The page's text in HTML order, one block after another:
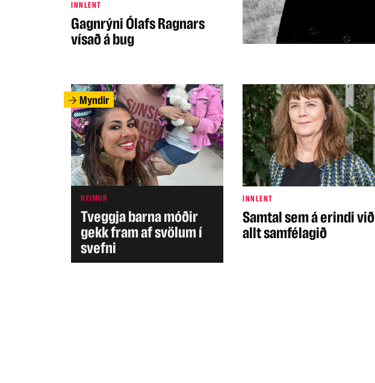
INNLENT
Gagnrýni Ólafs Ragnars
vísað á bug
Myndir
HEIMUR
Tveggja barna móðir
gekk fram af svölum í
svefni
INNLENT
Samtal sem á erindi við
allt samfélagið